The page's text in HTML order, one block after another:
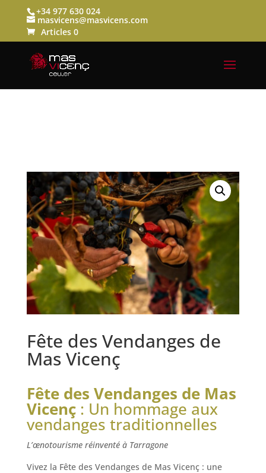
+34 977 630 024
masvicens@masvicens.com
Articles 0
Fête des Vendanges de
Mas Vicenç
Fête des Vendanges de Mas
Vicenç: Un hommage aux
vendanges traditionnelles
L’œnotourisme réinventé à Tarragone
Vivez la Fête des Vendanges de Mas Vicenç : une